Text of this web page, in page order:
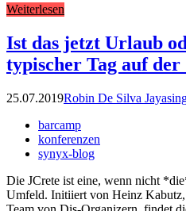
Weiterlesen
Ist das jetzt Urlaub
typischer Tag auf der
25.07.2019Robin De Silva
barcamp
konferenzen
synyx-blog
Die JCrete ist eine, wenn nicht
Umfeld. Initiiert von Heinz